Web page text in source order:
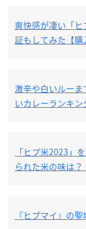
爽快感が凄い「
証もしてみた【購
激辛や白いルー
いカレーランキン
「ヒプ米2023」
られた米の味は？
『ヒプマイ』の